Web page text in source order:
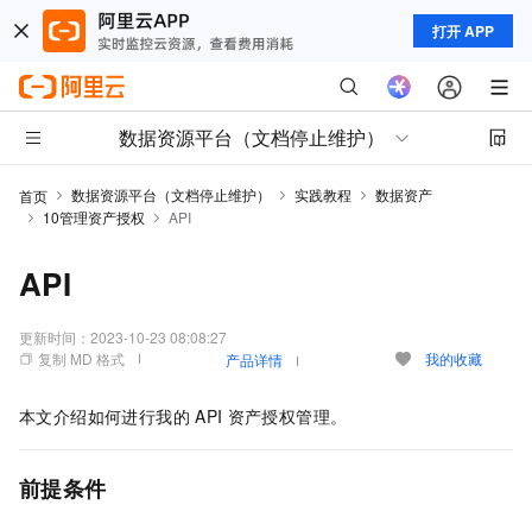
打开 APP
数据资源平台（文档停止维护）
首页 数据资源平台（文档停止维护） 实践教程
数据资产
10管理资产授权
API
API
更新时间： 2023-10-23 08:08:27
复制 MD 格式
产品详情 我的收藏
本文介绍如何进行我的 API 资产授权管理。
前提条件